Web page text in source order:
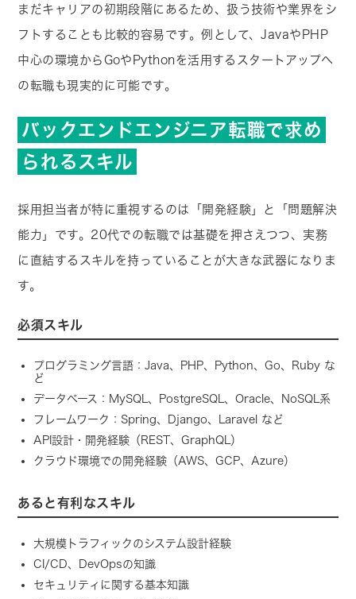
まだキャリアの初期段階にあるため、扱う技術や業界をシ
フトすることも比較的容易です。例として、JavaやPHP
中心の環境からGoやPythonを活用するスタートアップへ
の転職も現実的に可能です。
バックエンドエンジニア転職で求め
られるスキル
採用担当者が特に重視するのは「開発経験」と「問題解決
能力」です。20代での転職では基礎を押さえつつ、実務
に直結するスキルを持っていることが大きな武器になりま
す。
必須スキル
プログラミング言語：Java、PHP、Python、Go、Ruby な
ど
データベース：MySQL、PostgreSQL、Oracle、NoSQL系
フレームワーク：Spring、Django、Laravel など
API設計・開発経験（REST、GraphQL）
クラウド環境での開発経験（AWS、GCP、Azure）
あると有利なスキル
大規模トラフィックのシステム設計経験
CI/CD、DevOpsの知識
セキュリティに関する基本知識